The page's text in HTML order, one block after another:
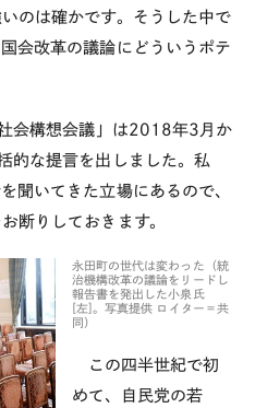
のは確かです。そうした中で
会改革の議論にどういうポテ
会構想会議」は2018年3 月か
的な提言を出しました。私
聞いてきた立場にあるので、
断りしておきます。
永田町の世代は変わった（統
治機構改革の議論をリードし
報告書を発出した小泉氏
[左]。写真提供 ロイター＝共
同）
この四半世紀で初
めて、自民党の若